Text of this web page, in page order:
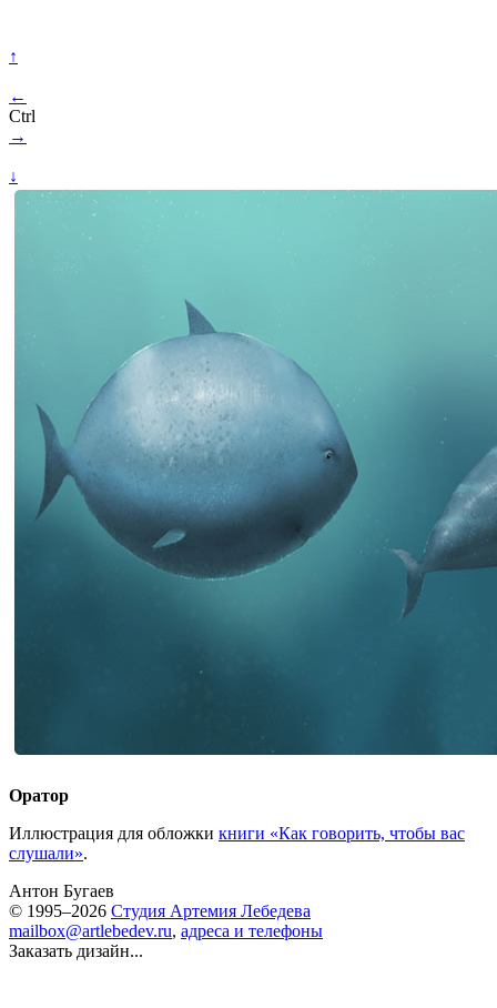
↑
←
Ctrl
→
↓
Оратор
Иллюстрация для обложки книги «Как говорить, чтобы вас
слушали».
Антон Бугаев
© 1995–2026 Студия Артемия Лебедева
mailbox@artlebedev.ru, адреса и телефоны
Заказать дизайн...